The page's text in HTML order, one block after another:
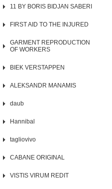
11 BY BORIS BIDJAN SABERI
FIRST AID TO THE INJURED
GARMENT REPRODUCTION
OF WORKERS
BIEK VERSTAPPEN
ALEKSANDR MANAMIS
daub
Hannibal
tagliovivo
CABANE ORIGINAL
VISTIS VIRUM REDIT